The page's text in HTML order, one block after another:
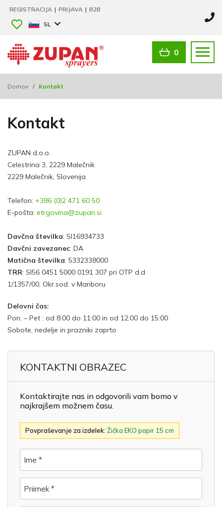
REGISTRACIJA | PRIJAVA | B2B
SL
0
Domov / Kontakt
Kontakt
ZUPAN d.o.o.
Celestrina 3, 2229 Malečnik
2229 Malečnik, Slovenija
Telefon: +386 (0)2 471 60 50
E-pošta: etrgovina@zupan.si
Davčna številka: SI16934733
Davčni zavezanec: DA
Matična številka: 5332338000
TRR: SI56 0451 5000 0191 307 pri OTP d.d
1/1357/00, Okr.sod. v Mariboru
Delovni čas:
Pon. – Pet : od 8:00 do 11:00 in od 12:00 do 15:00
Sobote, nedelje in prazniki zaprto
KONTAKTNI OBRAZEC
Kontaktirajte nas in odgovorili vam bomo v
najkrajšem možnem času.
Povpraševanje za izdelek: Žička EKO papir 15 cm
Ime *
Priimek *